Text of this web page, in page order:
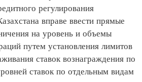
регулирования
вправе ввести прямые
на уровень и объемы
путем установления лимитов
ставок вознаграждения по
ставок по отдельным видам